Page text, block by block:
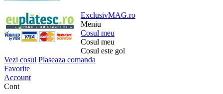
ExclusivMAG.ro
Meniu
Cosul meu
Cosul meu
Cosul este gol
Vezi cosul Plaseaza comanda
Favorite
Account
Cont